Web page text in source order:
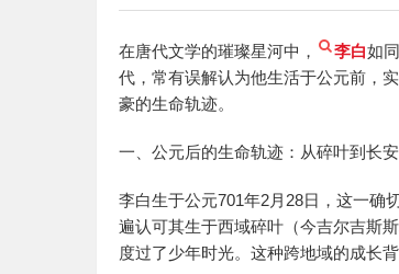
在唐代文学的璀璨星河中， 李白如
代，常有误解认为他生活于公元前，
豪的生命轨迹。
一、公元后的生命轨迹：从碎叶到长安
李白生于公元701年2月28日，这一确
遍认可其生于西域碎叶（今吉尔吉斯
度过了少年时光。这种跨地域的成长